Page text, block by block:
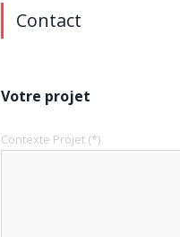
Contact
Votre projet
Contexte Projet (*)